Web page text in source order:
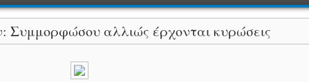
Συμμορφώσου αλλιώς έρχονται κυρώσεις